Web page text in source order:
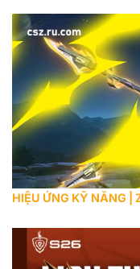
HIỆU ỨNG KỸ NĂNG |